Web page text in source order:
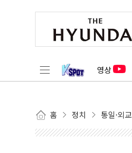
영상
홈 정치 통일·외교